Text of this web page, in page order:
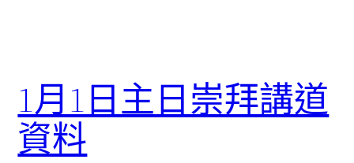
1月1日主日崇拜講道
資料